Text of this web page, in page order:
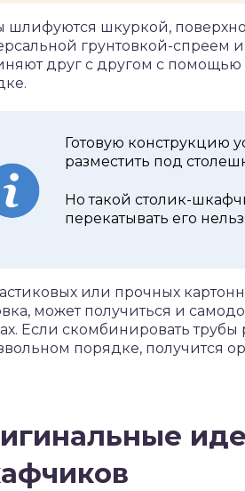
шлифуются шкуркой,
грунтовкой-спреем
друг с другом с помощью
Готовую конструкцию
разместить под
Но такой столик-
перекатывать его
или прочных
может получиться и
Если скомбинировать
порядке, получится